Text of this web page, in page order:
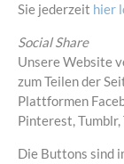
Sie jederzeit hier
Social Share
Unsere Website
zum Teilen der
Plattformen
Pinterest,
Die Buttons sind